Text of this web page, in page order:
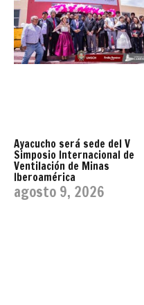
Ayacucho será sede del V
Simposio Internacional de
Ventilación de Minas
Iberoamérica
agosto 9, 2026